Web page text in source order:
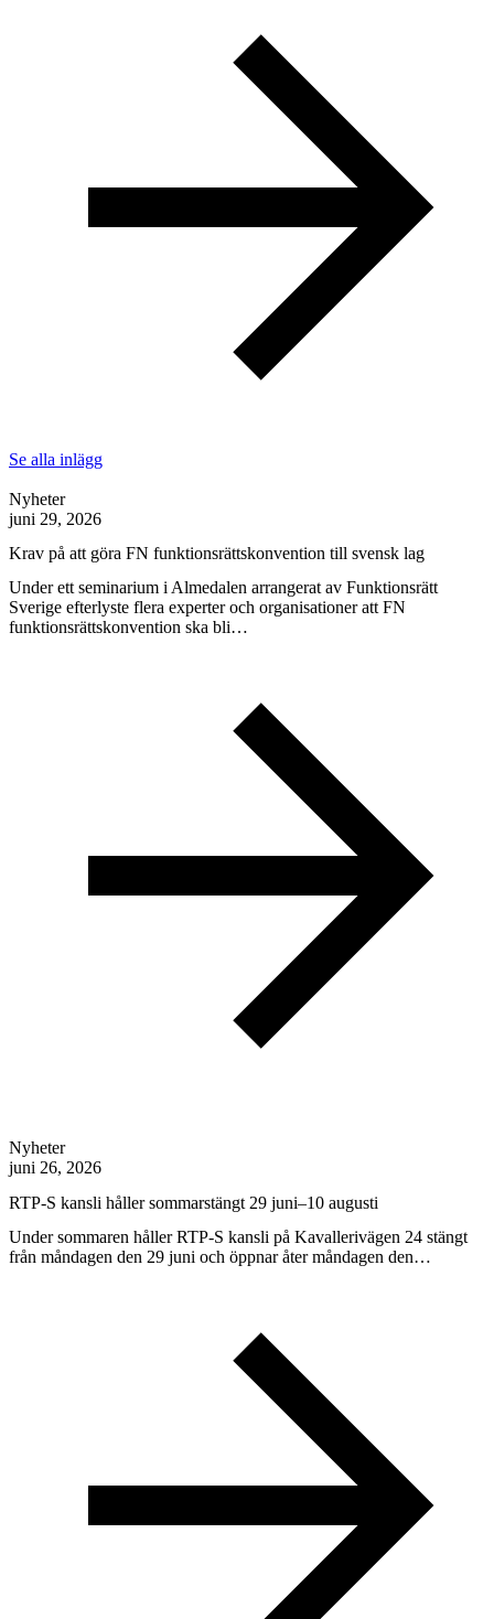
Se alla inlägg
Nyheter
juni 29, 2026
Krav på att göra FN funktionsrättskonvention till svensk lag
Under ett seminarium i Almedalen arrangerat av Funktionsrätt
Sverige efterlyste flera experter och organisationer att FN
funktionsrättskonvention ska bli…
Nyheter
juni 26, 2026
RTP-S kansli håller sommarstängt 29 juni–10 augusti
Under sommaren håller RTP-S kansli på Kavallerivägen 24 stängt
från måndagen den 29 juni och öppnar åter måndagen den…